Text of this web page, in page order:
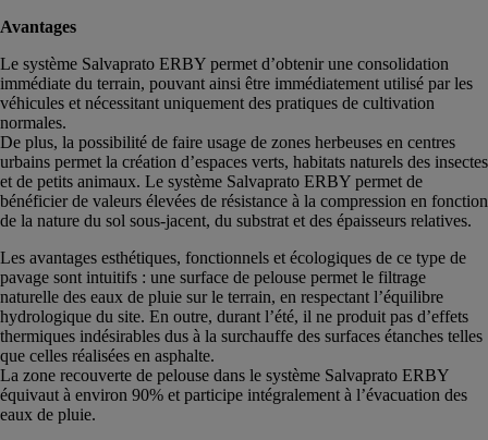
Avantages
Le système Salvaprato ERBY permet d’obtenir une consolidation
immédiate du terrain, pouvant ainsi être immédiatement utilisé par les
véhicules et nécessitant uniquement des pratiques de cultivation
normales.
De plus, la possibilité de faire usage de zones herbeuses en centres
urbains permet la création d’espaces verts, habitats naturels des insectes
et de petits animaux. Le système Salvaprato ERBY permet de
bénéficier de valeurs élevées de résistance à la compression en fonction
de la nature du sol sous-jacent, du substrat et des épaisseurs relatives.
Les avantages esthétiques, fonctionnels et écologiques de ce type de
pavage sont intuitifs : une surface de pelouse permet le filtrage
naturelle des eaux de pluie sur le terrain, en respectant l’équilibre
hydrologique du site. En outre, durant l’été, il ne produit pas d’effets
thermiques indésirables dus à la surchauffe des surfaces étanches telles
que celles réalisées en asphalte.
La zone recouverte de pelouse dans le système Salvaprato ERBY
équivaut à environ 90% et participe intégralement à l’évacuation des
eaux de pluie.